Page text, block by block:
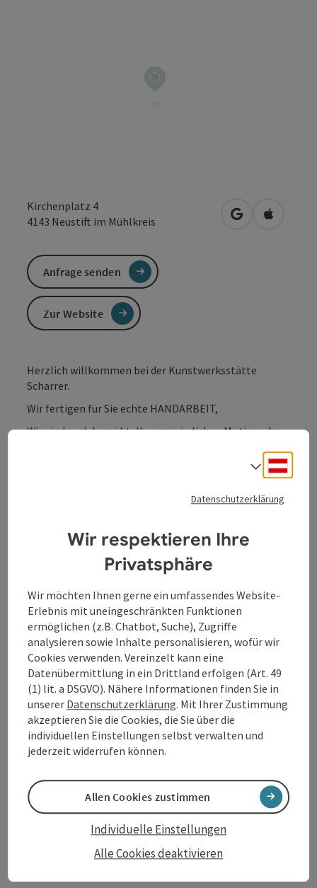
Kirchenplatz 4
4143 Neustift im Mühlkreis in Googlein Apple
Herzlich willkommen bei der Kunstwerksstätte
Scharrer.
Wir fertigen für Sie echte HANDARBEIT,
Wir sind auch bemüht, Ihre persönlichen Motive oder
Ob als Bild, Uhr, Wohnaccessoires, Geschenk oder
oder sie wählen einfach aus dem vorhandenen
Kontakt
Öffnungszeiten
Anreise/Lage
Preise
Eignung
Barrierefreiheit
Anfrage senden
Zur Website
Datenschutzerklärung
Wir respektieren Ihre
Privatsphäre
Wir möchten Ihnen gerne ein umfassendes Website-
Erlebnis mit uneingeschränkten Funktionen
ermöglichen (z.B. Chatbot, Suche), Zugriffe
analysieren sowie Inhalte personalisieren, wofür wir
Cookies verwenden. Vereinzelt kann eine
Datenübermittlung in ein Drittland erfolgen (Art. 49
(1) lit. a DSGVO). Nähere Informationen finden Sie in
unserer Datenschutzerklärung. Mit Ihrer Zustimmung
akzeptieren Sie die Cookies, die Sie über die
individuellen Einstellungen selbst verwalten und
jederzeit widerrufen können.
Alle Cookies deaktivieren
Individuelle Einstellungen
Allen Cookies zustimmen